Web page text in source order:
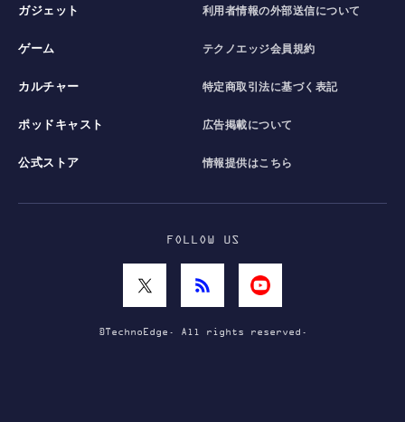
ガジェット
ゲーム
カルチャー
ポッドキャスト
公式ストア
利用者情報の外部送信について
テクノエッジ会員規約
特定商取引法に基づく表記
広告掲載について
情報提供はこちら
FOLLOW US
©TechnoEdge. All rights reserved.